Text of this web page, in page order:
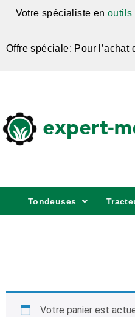
Votre spécialiste en outils
Offre spéciale: Pour
Tondeuses
Votre panier est